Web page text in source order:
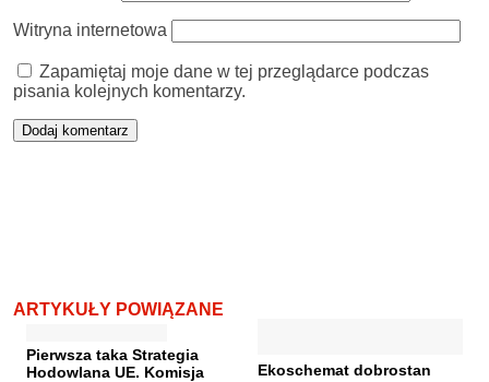
Witryna internetowa
Zapamiętaj moje dane w tej przeglądarce podczas
pisania kolejnych komentarzy.
ARTYKUŁY POWIĄZANE
Pierwsza taka Strategia
Hodowlana UE. Komisja
Ekoschemat dobrostan